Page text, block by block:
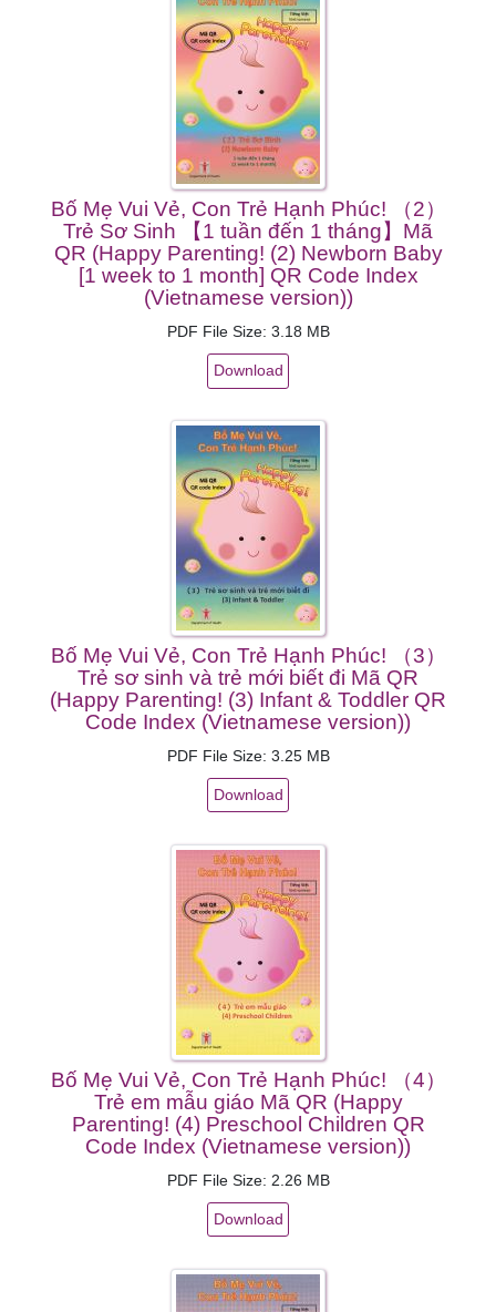
Bố Mẹ Vui Vẻ, Con Trẻ Hạnh Phúc! （2）
Trẻ Sơ Sinh 【1 tuần đến 1 tháng】Mã
QR (Happy Parenting! (2) Newborn Baby
[1 week to 1 month] QR Code Index
(Vietnamese version))
PDF File Size: 3.18 MB
Download
Bố Mẹ Vui Vẻ, Con Trẻ Hạnh Phúc! （3）
Trẻ sơ sinh và trẻ mới biết đi Mã QR
(Happy Parenting! (3) Infant & Toddler QR
Code Index (Vietnamese version))
PDF File Size: 3.25 MB
Download
Bố Mẹ Vui Vẻ, Con Trẻ Hạnh Phúc! （4）
Trẻ em mẫu giáo Mã QR (Happy
Parenting! (4) Preschool Children QR
Code Index (Vietnamese version))
PDF File Size: 2.26 MB
Download